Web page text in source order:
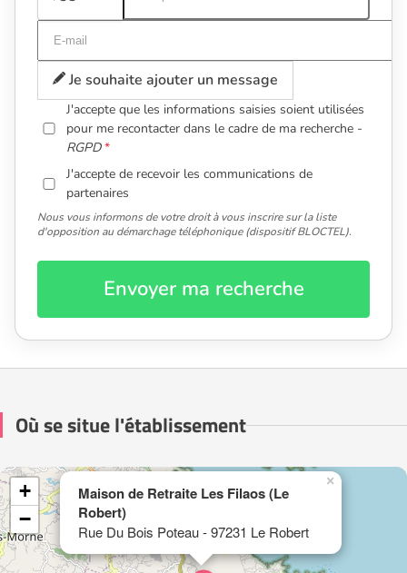
Je souhaite ajouter un message
J'accepte que les informations saisies soient utilisées
pour me recontacter dans le cadre de ma recherche -
RGPD
J'accepte de recevoir les communications de
partenaires
Nous vous informons de votre droit à vous inscrire sur la liste
d'opposition au démarchage téléphonique (dispositif BLOCTEL).
Envoyer ma recherche
Où se situe l'établissement
Maison de Retraite Les Filaos (Le
Robert)
Rue Du Bois Poteau - 97231 Le Robert
×
+
−